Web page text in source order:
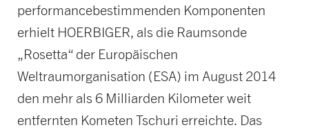
performancebestimmenden Komponenten
erhielt HOERBIGER, als die Raumsonde
„Rosetta“ der Europäischen
Weltraumorganisation (ESA) im August 2014
den mehr als 6 Milliarden Kilometer weit
entfernten Kometen Tschuri erreichte. Das